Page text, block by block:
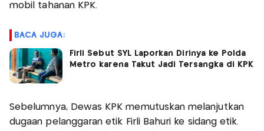
mobil tahanan KPK.
BACA JUGA:
Firli Sebut SYL Laporkan Dirinya ke Polda
Metro karena Takut Jadi Tersangka di KPK
Sebelumnya, Dewas KPK memutuskan melanjutkan
dugaan pelanggaran etik Firli Bahuri ke sidang etik.